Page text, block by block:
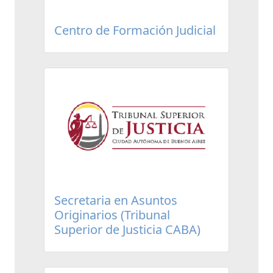
Centro de Formación Judicial
Secretaria en Asuntos
Originarios (Tribunal
Superior de Justicia CABA)